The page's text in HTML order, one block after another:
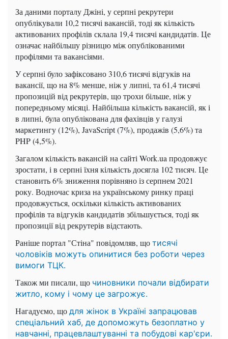
За даними порталу Джіні, у серпні рекрутери
опублікували 10,2 тисячі вакансій, тоді як кількість
активованих профілів склала 19,4 тисячі кандидатів. Це
означає найбільшу різницю між опублікованими
профілями та вакансіями.
У серпні було зафіксовано 310,6 тисячі відгуків на
вакансії, що на 8% менше, ніж у липні, та 61,4 тисячі
пропозицій від рекрутерів, що трохи більше, ніж у
попередньому місяці. Найбільша кількість вакансій, як і
в липні, була опублікована для фахівців у галузі
маркетингу (12%), JavaScript (7%), продажів (5,6%) та
PHP (4,5%).
Загалом кількість вакансій на сайті Work.ua продовжує
зростати, і в серпні їхня кількість досягла 102 тисяч. Це
становить 6% зниження порівняно із серпнем 2021
року. Водночас криза на українському ринку праці
продовжується, оскільки кількість активованих
профілів та відгуків кандидатів збільшується, тоді як
пропозиції від рекрутерів відстають.
Раніше портал "Стіна" повідомляв, що тисячі
чоловіків можуть опинитися без роботи через
вимоги ТЦК.
Також ми писали, що чиновники почали відбирати
житло, кому і чому це загрожує.
Нагадуємо, що для жінок в Україні запрацював
спеціальний хаб, де допоможуть безоплатно у
навчанні, працевлаштуванні та побудові кар'єри.